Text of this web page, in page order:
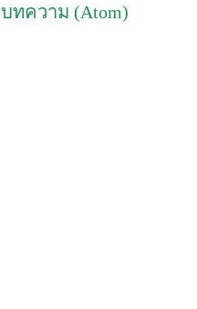
บทความ (Atom)